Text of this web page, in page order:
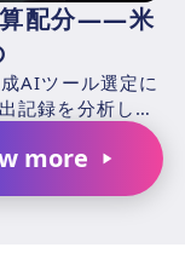
算配分——米
AIツール選定に
記録を分析した
の期...
more